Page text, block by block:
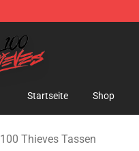
Startseite Shop
100 Thieves Tassen